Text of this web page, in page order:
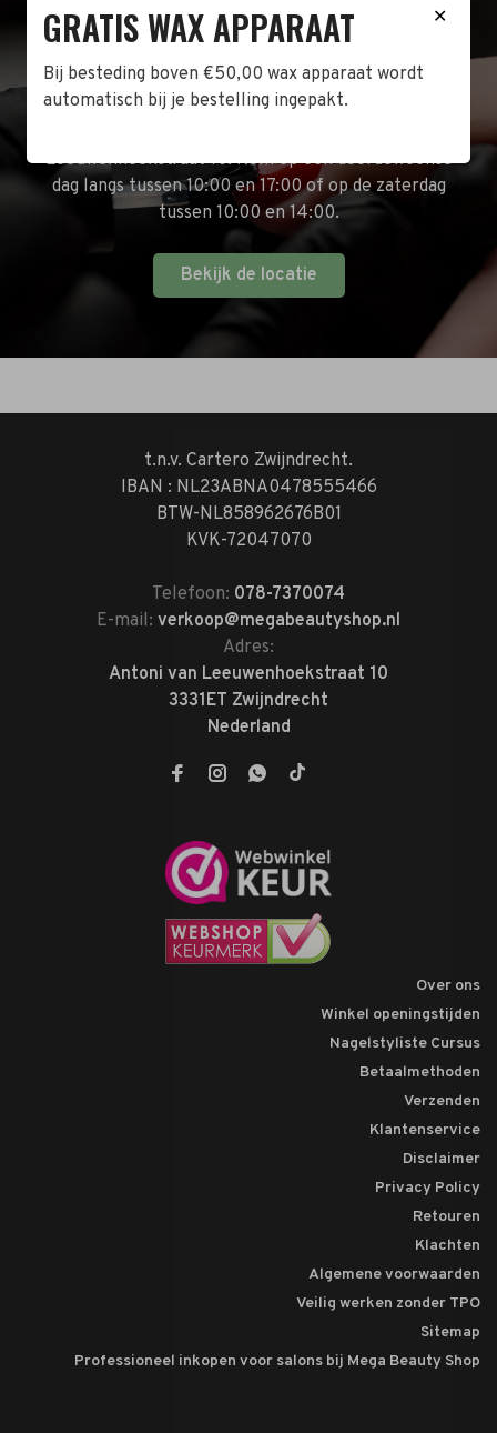
BEZOEK DE WINKEL!
Naast de online shop hebben wij ook een fysieke
Leeuwenhoekstraat 10. Kom op een doordeweekse
dag langs tussen 10:00 en 17:00 of op de zaterdag
tussen 10:00 en 14:00.
Bekijk de locatie
t.n.v. Cartero Zwijndrecht.
IBAN : NL23ABNA0478555466
BTW-NL858962676B01
KVK-72047070
Telefoon: 078-7370074
E-mail: verkoop@megabeautyshop.nl
Adres:
Antoni van Leeuwenhoekstraat 10
3331ET Zwijndrecht
Nederland
Over ons
Winkel openingstijden
Nagelstyliste Cursus
Betaalmethoden
Verzenden
Klantenservice
Disclaimer
Privacy Policy
Retouren
Klachten
Algemene voorwaarden
Veilig werken zonder TPO
Sitemap
Professioneel inkopen voor salons bij Mega Beauty Shop
✕
GRATIS WAX APPARAAT
Bij besteding boven €50,00 wax apparaat wordt
automatisch bij je bestelling ingepakt.